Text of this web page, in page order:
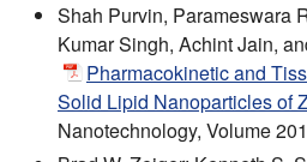
Shah Purvin, Parameswara
Kumar Singh, Achint Jain,
Pharmacokinetic and
Solid Lipid Nanoparticles of
Nanotechnology, Volume